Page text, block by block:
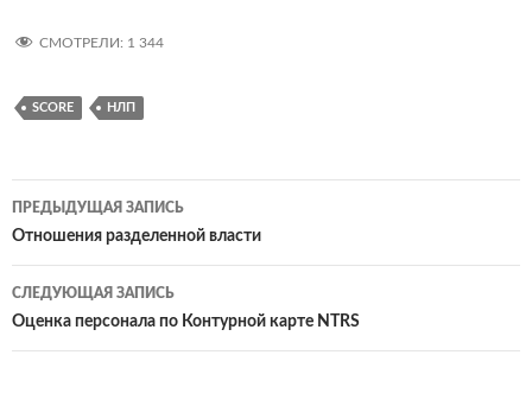
СМОТРЕЛИ: 1 344
SCORE НЛП
Навигация
по
записям
ПРЕДЫДУЩАЯ ЗАПИСЬ
Отношения разделенной власти
СЛЕДУЮЩАЯ ЗАПИСЬ
Оценка персонала по Контурной карте NTRS